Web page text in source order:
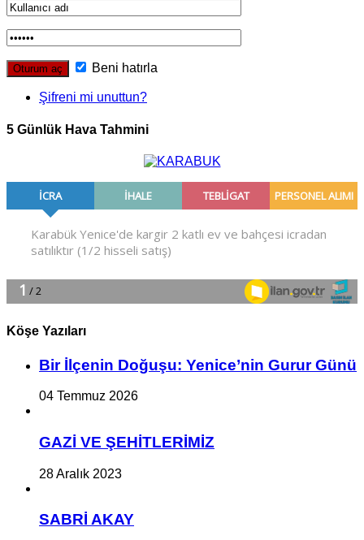
Beni hatırla
Şifreni mi unuttun?
5 Günlük Hava Tahmini
Köşe Yazıları
Bir İlçe­nin Do­ğu­şu: Ye­ni­ce’nin Gurur Günü
04 Temmuz 2026
GAZİ VE ŞEHİTLERİMİZ
28 Aralık 2023
SABRİ AKAY